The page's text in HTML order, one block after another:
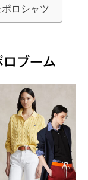
ロシャツ
ロブーム